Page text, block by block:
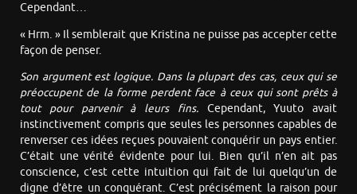
Cependant…
« Hrm. » Il semblerait que Kristina ne puisse pas accepter cette
façon de penser.
Son argument est logique. Dans la plupart des cas, ceux qui se
préoccupent de la forme perdent face à ceux qui sont prêts à
tout pour parvenir à leurs fins. Cependant, Yuuto avait
instinctivement compris que seules les personnes capables de
renverser ces idées reçues pouvaient conquérir un pays entier.
C’était une vérité évidente pour lui. Bien qu’il n’en ait pas
conscience, c’est cette intuition qui fait de lui quelqu’un de
digne d’être un conquérant. C’est précisément la raison pour